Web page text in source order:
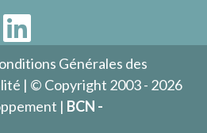
Générales des
| © Copyright 2003 - 2026
| BCN -